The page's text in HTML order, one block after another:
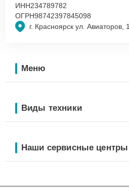
г. Красноярск ул. Авиаторов, 1
ИНН234789782
ОГРН98742397845098
Меню
Виды техники
Наши сервисные центры